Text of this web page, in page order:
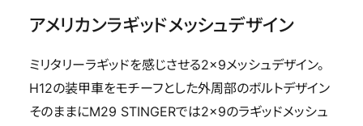
アメリカンラギッドメッシュデザイン
ミリタリーラギッドを感じさせる2×9メッシュデザイン。
H12の装甲車をモチーフとした外周部のボルトデザイン
そのままにM29 STINGERでは2×9のラギッドメッシュ